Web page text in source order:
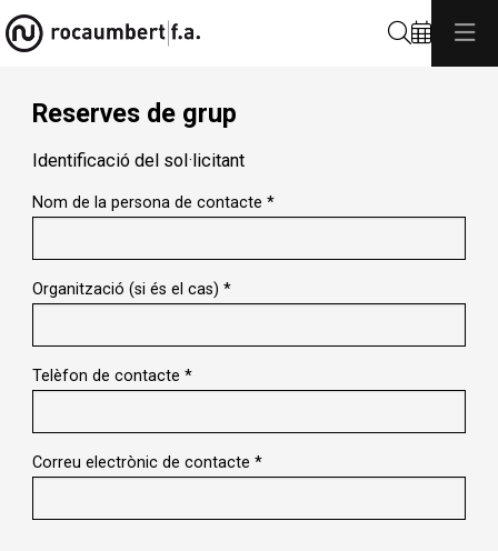
Reserves de grup
Identificació del sol·licitant
Nom de la persona de contacte *
Organització (si és el cas) *
Telèfon de contacte *
Correu electrònic de contacte *